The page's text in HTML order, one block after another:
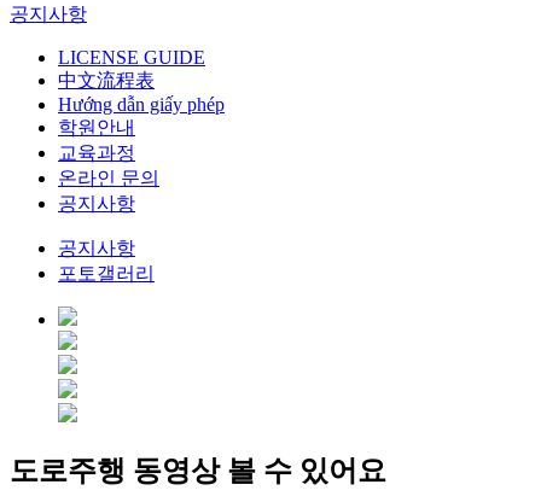
공지사항
LICENSE GUIDE
中文流程表
Hướng dẫn giấy phép
학원안내
교육과정
온라인 문의
공지사항
공지사항
포토갤러리
도로주행 동영상 볼 수 있어요